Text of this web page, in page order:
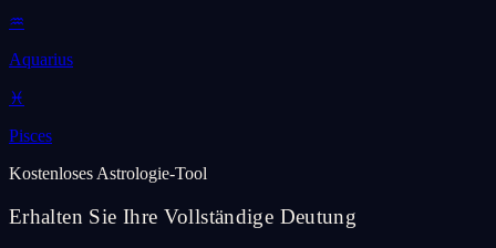
♒
Aquarius
♓
Pisces
Kostenloses Astrologie-Tool
Erhalten Sie Ihre Vollständige Deutung